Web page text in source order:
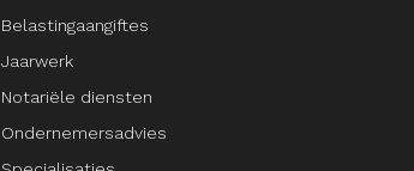
Belastingaangiftes
Jaarwerk
Notariële diensten
Ondernemersadvies